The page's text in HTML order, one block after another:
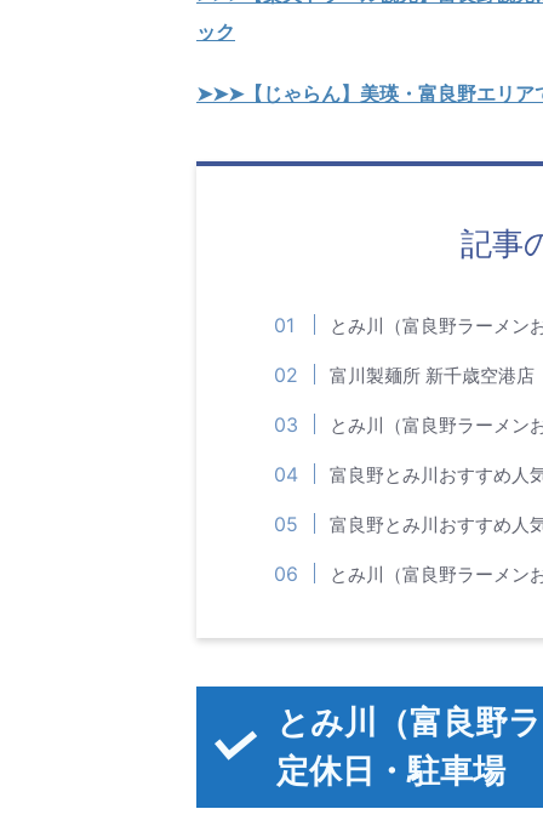
ック
➤➤➤【じゃらん】美瑛・富良野エリア
記事
とみ川（富良野ラーメン
富川製麺所 新千歳空港
とみ川（富良野ラーメン
富良野とみ川おすすめ人
富良野とみ川おすすめ人
とみ川（富良野ラーメン
とみ川（富良野
定休日・駐車場